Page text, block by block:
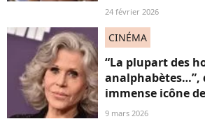
24 février 2026
CINÉMA
“La plupart des
analphabètes…”,
immense icône
9 mars 2026